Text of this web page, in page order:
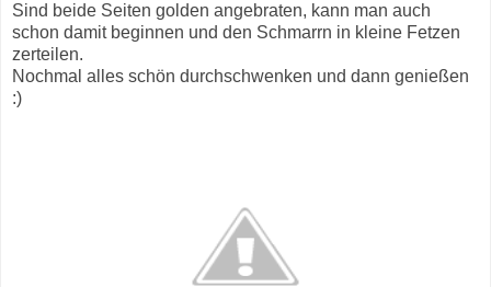
Sind beide Seiten golden angebraten, kann man auch
schon damit beginnen und den Schmarrn in kleine Fetzen
zerteilen.
Nochmal alles schön durchschwenken und dann genießen
:)